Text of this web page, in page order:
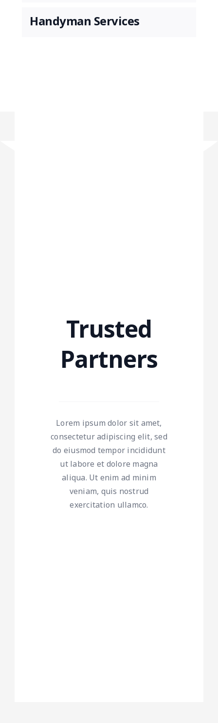
Handyman Services
Trusted
Partners
Lorem ipsum dolor sit amet,
consectetur adipiscing elit, sed
do eiusmod tempor incididunt
ut labore et dolore magna
aliqua. Ut enim ad minim
veniam, quis nostrud
exercitation ullamco.